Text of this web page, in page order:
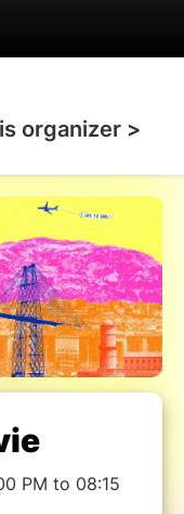
organizer >
PM to 08:15